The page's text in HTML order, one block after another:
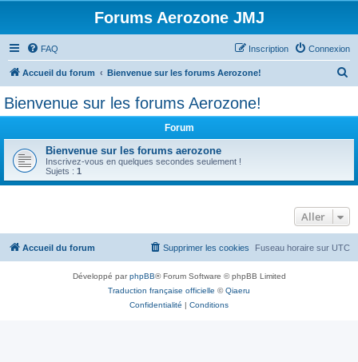
Forums Aerozone JMJ
FAQ Connexion
Inscription
Accueil du forum Bienvenue sur les forums Aerozone!
c
e
Bienvenue sur les forums Aerozone!
Forum
Bienvenue sur les forums aerozone
Inscrivez-vous en quelques secondes seulement !
Sujets : 1
Aller
Accueil du forum Fuseau horaire sur UTC
Supprimer les cookies
Développé parphpBB® Forum Software © phpBB Limited
Traduction française officielle ©Qiaeru
Confidentialité | Conditions